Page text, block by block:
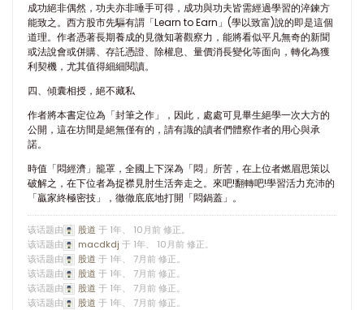
成功絕非偶然，功夫亦非唾手可得，成功與功夫皆需經過學習的淬鍊方
能致之。西方股市先驅有謂「Learn to Earn」(學以致富)說的即是這個
道理。作者憑著長期養成的見微知著觀察力，能將看似平凡無奇的新聞
或法說會或併購、存託憑證、除權息、量價消長變化等面向，轉化為獲
利契機，尤其值得細細閱讀。
四、傾囊相授，絕不藏私
作者將本書定位為「封筆之作」，因此，處處可見畢生絕學一次大方的
公開，這在坊間是絕無僅有的，請有識的讀者們體察作者的用心與承
諾。
時值「悶經濟」籠罩，全國上下深為「悶」所苦，在上位者燃眉思策以
破解之，在下位者為捉襟見肘生活奔走之。來吧!翻轉吧!學習活力充沛的
「贏家終極密技」，徹徹底底地打開「悶鍋蓋」。​​​​
该话题由 股道 于 1年、 10月前 修正。
该话题由
macdkdj 于 1年、 10月前 修正。
该话题由
股道 于 1年、 7月前 修正。
该话题由
股道 于 1年、 7月前 修正。
该话题由
股道 于 1年、 7月前 修正。
该话题由
股道 于 1年、 7月前 修正。